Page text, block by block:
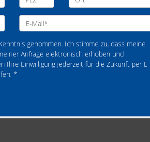
genommen. Ich stimme zu, dass meine
Anfrage elektronisch erhoben und
Ihre Einwilligung jederzeit für die Zukunft per E-
*